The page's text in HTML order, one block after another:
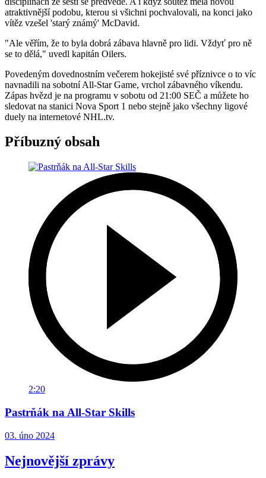
atraktivnější podobu, kterou si všichni pochvalovali, na konci jako
vítěz vzešel 'starý známý' McDavid.
"Ale věřím, že to byla dobrá zábava hlavně pro lidi. Vždyť pro ně
se to dělá," uvedl kapitán Oilers.
Povedeným dovednostním večerem hokejisté své příznivce o to víc
navnadili na sobotní All-Star Game, vrchol zábavného víkendu.
Zápas hvězd je na programu v sobotu od 21:00 SEČ a můžete ho
sledovat na stanici Nova Sport 1 nebo stejně jako všechny ligové
duely na internetové NHL.tv.
Příbuzný obsah
2:20
Pastrňák na All-Star Skills
03. úno 2024
Nejnovější zprávy